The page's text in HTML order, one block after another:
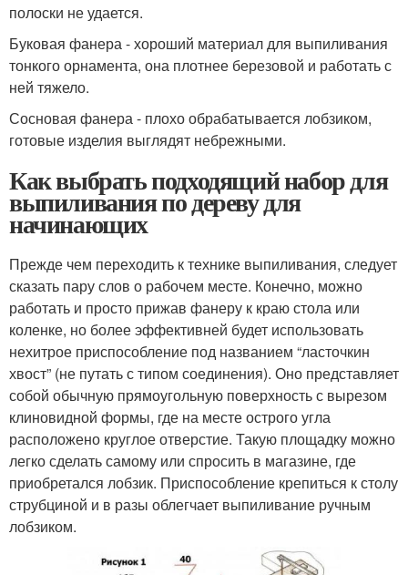
полоски не удается.
Буковая фанера - хороший материал для выпиливания
тонкого орнамента, она плотнее березовой и работать с
ней тяжело.
Сосновая фанера - плохо обрабатывается лобзиком,
готовые изделия выглядят небрежными.
Как выбрать подходящий набор для
выпиливания по дереву для
начинающих
Прежде чем переходить к технике выпиливания, следует
сказать пару слов о рабочем месте. Конечно, можно
работать и просто прижав фанеру к краю стола или
коленке, но более эффективней будет использовать
нехитрое приспособление под названием “ласточкин
хвост” (не путать с типом соединения). Оно представляет
собой обычную прямоугольную поверхность с вырезом
клиновидной формы, где на месте острого угла
расположено круглое отверстие. Такую площадку можно
легко сделать самому или спросить в магазине, где
приобретался лобзик. Приспособление крепиться к столу
струбциной и в разы облегчает выпиливание ручным
лобзиком.